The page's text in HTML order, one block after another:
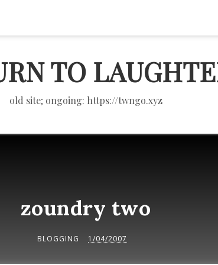
TO
old site; ongoing: https://twngo.xyz
zoundry two
BLOGGING 1/04/2007